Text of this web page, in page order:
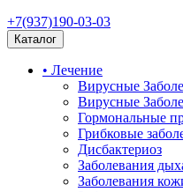
+7(937)190-03-03
Каталог
• Лечение
Вирусные
Вирусные
Гормональные
Грибковые
Дисбактериоз
Заболевания
Заболевания